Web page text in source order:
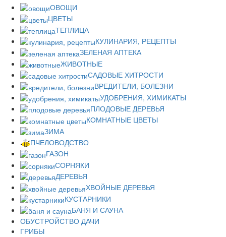
ОВОЩИ
ЦВЕТЫ
ТЕПЛИЦА
КУЛИНАРИЯ, РЕЦЕПТЫ
ЗЕЛЕНАЯ АПТЕКА
ЖИВОТНЫЕ
САДОВЫЕ ХИТРОСТИ
ВРЕДИТЕЛИ, БОЛЕЗНИ
УДОБРЕНИЯ, ХИМИКАТЫ
ПЛОДОВЫЕ ДЕРЕВЬЯ
КОМНАТНЫЕ ЦВЕТЫ
ЗИМА
ПЧЕЛОВОДСТВО
ГАЗОН
СОРНЯКИ
ДЕРЕВЬЯ
ХВОЙНЫЕ ДЕРЕВЬЯ
КУСТАРНИКИ
БАНЯ И САУНА
ОБУСТРОЙСТВО ДАЧИ
ГРИБЫ